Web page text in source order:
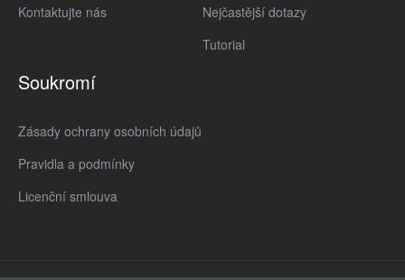
Kontaktujte nás
Nejčastější dotazy
Tutorial
Soukromí
Zásady ochrany osobních údajů
Pravidla a podmínky
Licenční smlouva